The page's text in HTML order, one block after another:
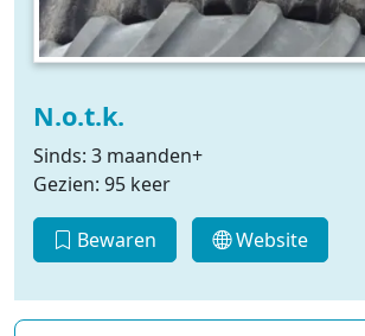
N.o.t.k.
Sinds: 3 maanden+
Gezien: 95 keer
Bewaren Website